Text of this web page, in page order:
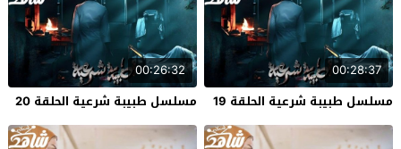
00:28:37
مسلسل طبيبة شرعية الحلقة 19
00:26:32
مسلسل طبيبة شرعية الحلقة 20